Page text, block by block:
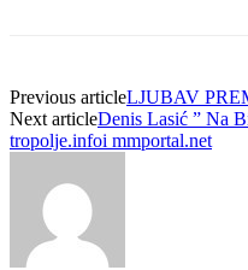
Previous articleLJUBAV
Next articleDenis Lasić ” Na
tropolje.infoi mmportal.net